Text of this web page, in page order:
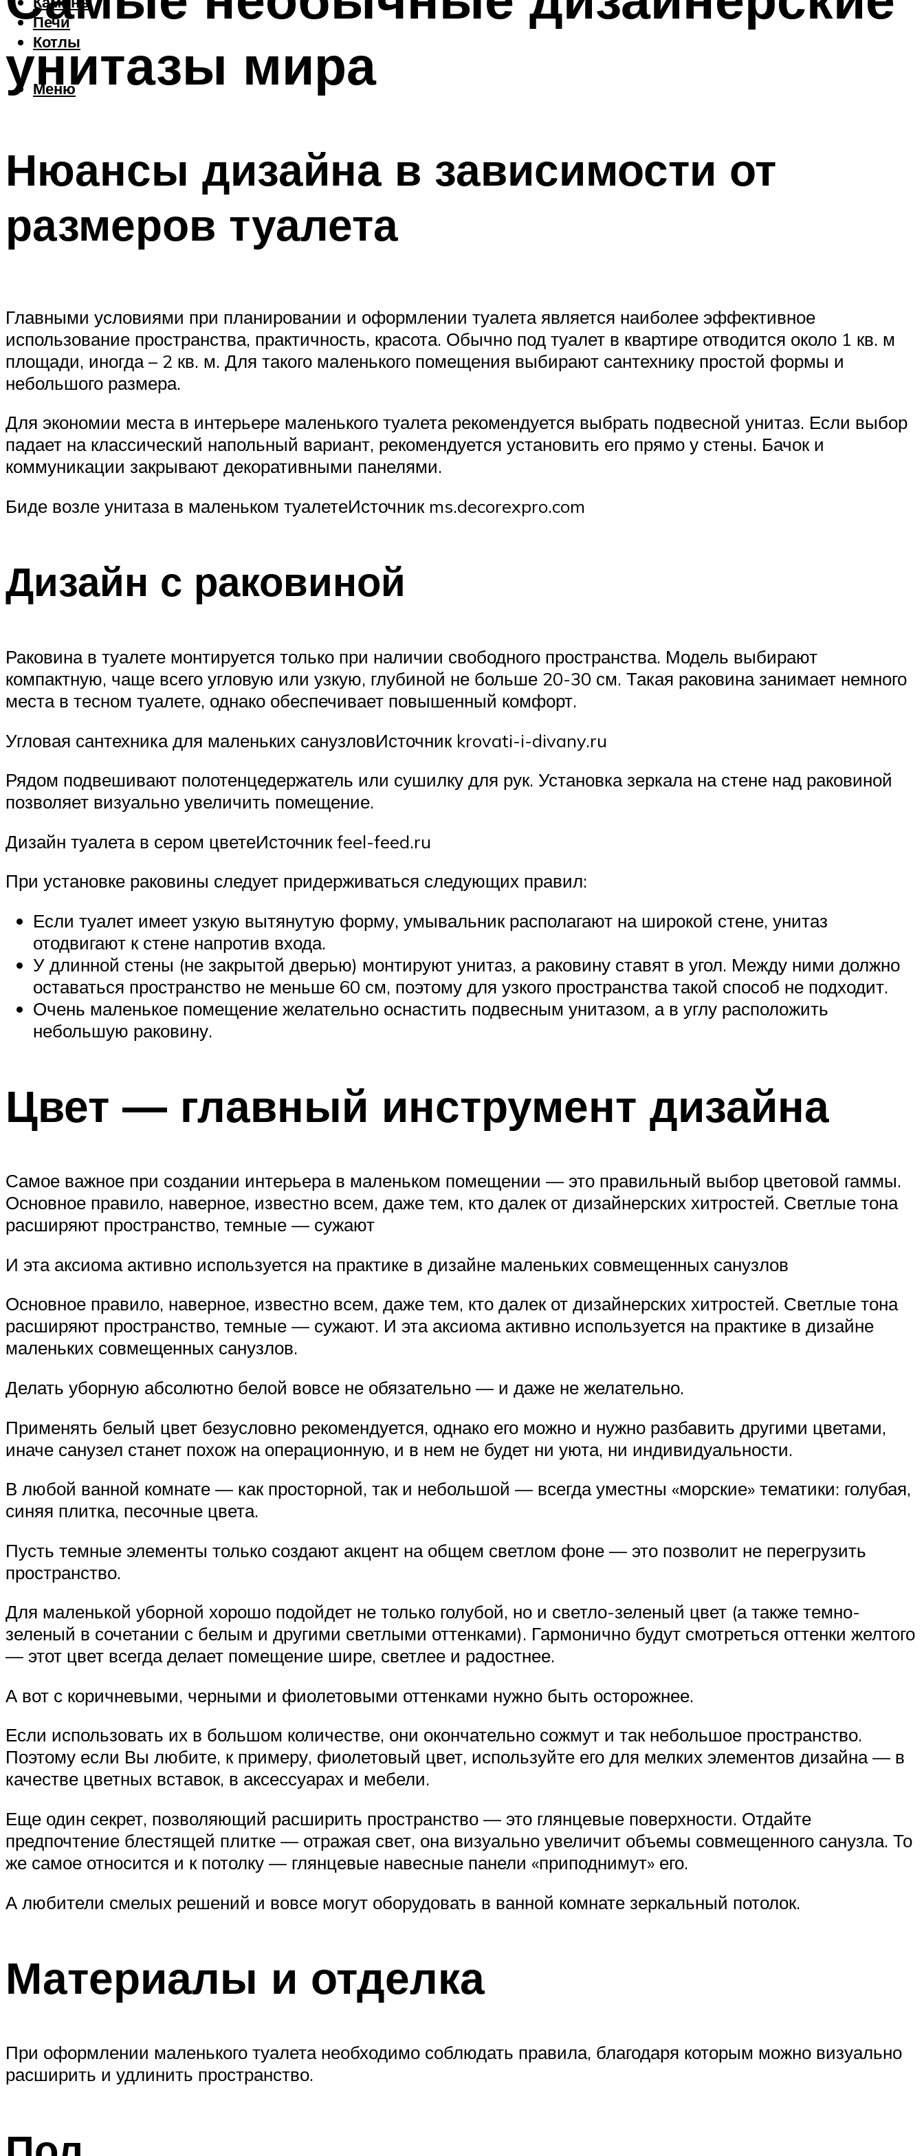
Печи
Котлы
Меню
унитазы мира
Нюансы дизайна в зависимости от
размеров туалета
Главными условиями при планировании и оформлении туалета является наиболее эффективное
использование пространства, практичность, красота. Обычно под туалет в квартире отводится около 1 кв. м
площади, иногда – 2 кв. м. Для такого маленького помещения выбирают сантехнику простой формы и
небольшого размера.
Для экономии места в интерьере маленького туалета рекомендуется выбрать подвесной унитаз. Если выбор
падает на классический напольный вариант, рекомендуется установить его прямо у стены. Бачок и
коммуникации закрывают декоративными панелями.
Биде возле унитаза в маленьком туалетеИсточник ms.decorexpro.com
Дизайн с раковиной
Раковина в туалете монтируется только при наличии свободного пространства. Модель выбирают
компактную, чаще всего угловую или узкую, глубиной не больше 20-30 см. Такая раковина занимает немного
места в тесном туалете, однако обеспечивает повышенный комфорт.
Угловая сантехника для маленьких санузловИсточник krovati-i-divany.ru
Рядом подвешивают полотенцедержатель или сушилку для рук. Установка зеркала на стене над раковиной
позволяет визуально увеличить помещение.
Дизайн туалета в сером цветеИсточник feel-feed.ru
При установке раковины следует придерживаться следующих правил:
Если туалет имеет узкую вытянутую форму, умывальник располагают на широкой стене, унитаз
отодвигают к стене напротив входа.
У длинной стены (не закрытой дверью) монтируют унитаз, а раковину ставят в угол. Между ними должно
оставаться пространство не меньше 60 см, поэтому для узкого пространства такой способ не подходит.
Очень маленькое помещение желательно оснастить подвесным унитазом, а в углу расположить
небольшую раковину.
Цвет — главный инструмент дизайна
Самое важное при создании интерьера в маленьком помещении — это правильный выбор цветовой гаммы.
Основное правило, наверное, известно всем, даже тем, кто далек от дизайнерских хитростей. Светлые тона
расширяют пространство, темные — сужают
И эта аксиома активно используется на практике в дизайне маленьких совмещенных санузлов
Основное правило, наверное, известно всем, даже тем, кто далек от дизайнерских хитростей. Светлые тона
расширяют пространство, темные — сужают. И эта аксиома активно используется на практике в дизайне
маленьких совмещенных санузлов.
Делать уборную абсолютно белой вовсе не обязательно — и даже не желательно.
Применять белый цвет безусловно рекомендуется, однако его можно и нужно разбавить другими цветами,
иначе санузел станет похож на операционную, и в нем не будет ни уюта, ни индивидуальности.
В любой ванной комнате — как просторной, так и небольшой — всегда уместны «морские» тематики: голубая,
синяя плитка, песочные цвета.
Пусть темные элементы только создают акцент на общем светлом фоне — это позволит не перегрузить
пространство.
Для маленькой уборной хорошо подойдет не только голубой, но и светло-зеленый цвет (а также темно-
зеленый в сочетании с белым и другими светлыми оттенками). Гармонично будут смотреться оттенки желтого
— этот цвет всегда делает помещение шире, светлее и радостнее.
А вот с коричневыми, черными и фиолетовыми оттенками нужно быть осторожнее.
Если использовать их в большом количестве, они окончательно сожмут и так небольшое пространство.
Поэтому если Вы любите, к примеру, фиолетовый цвет, используйте его для мелких элементов дизайна — в
качестве цветных вставок, в аксессуарах и мебели.
Еще один секрет, позволяющий расширить пространство — это глянцевые поверхности. Отдайте
предпочтение блестящей плитке — отражая свет, она визуально увеличит объемы совмещенного санузла. То
же самое относится и к потолку — глянцевые навесные панели «приподнимут» его.
А любители смелых решений и вовсе могут оборудовать в ванной комнате зеркальный потолок.
Материалы и отделка
При оформлении маленького туалета необходимо соблюдать правила, благодаря которым можно визуально
расширить и удлинить пространство.